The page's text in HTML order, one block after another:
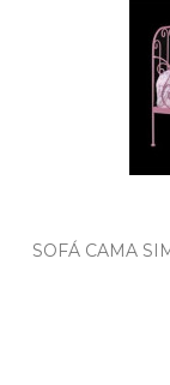
SOFÁ CAMA